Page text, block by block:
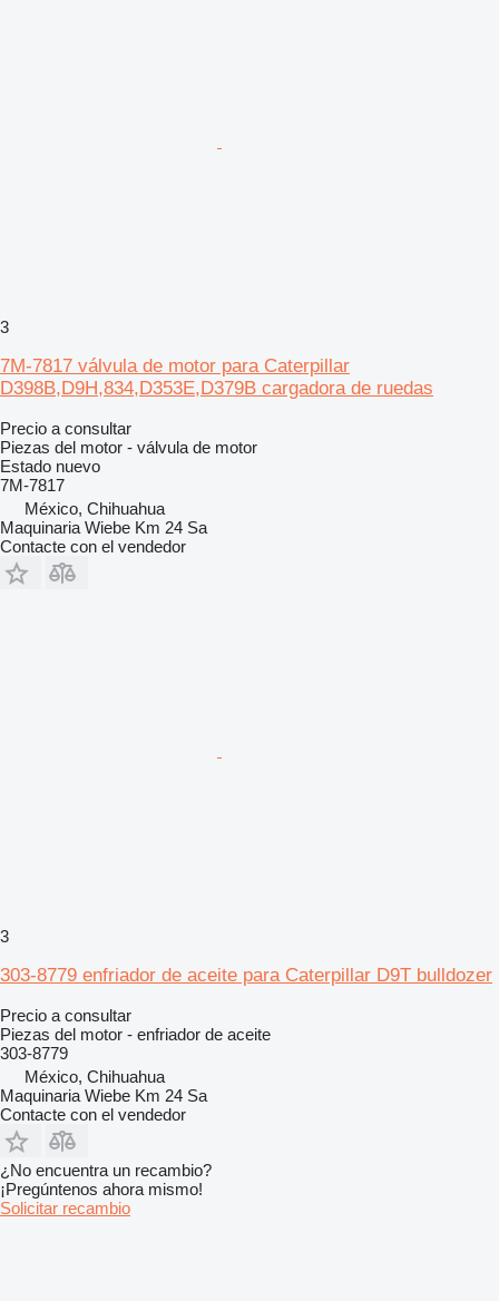
3
7M-7817 válvula de motor para Caterpillar
D398B,D9H,834,D353E,D379B cargadora de ruedas
Precio a consultar
Piezas del motor - válvula de motor
Estado nuevo
7M-7817
México, Chihuahua
Maquinaria Wiebe Km 24 Sa
Contacte con el vendedor
3
303-8779 enfriador de aceite para Caterpillar D9T bulldozer
Precio a consultar
Piezas del motor - enfriador de aceite
303-8779
México, Chihuahua
Maquinaria Wiebe Km 24 Sa
Contacte con el vendedor
¿No encuentra un recambio?
¡Pregúntenos ahora mismo!
Solicitar recambio